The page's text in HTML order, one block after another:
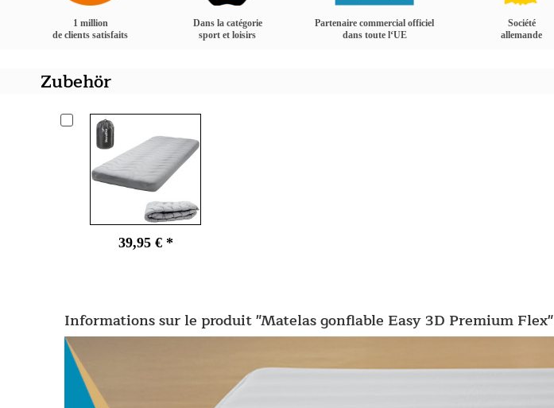
1 million
de clients satisfaits
Dans la catégorie
sport et loisirs
Partenaire commercial officiel
dans toute l‘UE
Société
allemande
Zubehör
39,95 € *
Informations sur le produit "Matelas gonflable Easy 3D Premium Flex"